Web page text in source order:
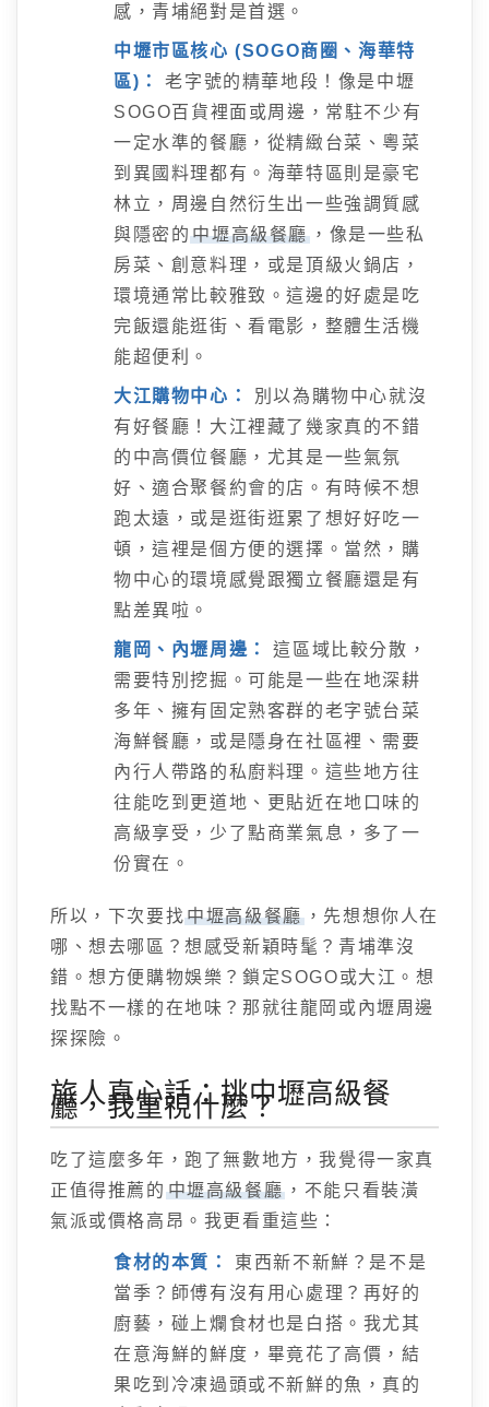
感，青埔絕對是首選。
中壢市區核心 (SOGO商圈、海華特
區)：
老字號的精華地段！像是中壢
SOGO百貨裡面或周邊，常駐不少有
一定水準的餐廳，從精緻台菜、粵菜
到異國料理都有。海華特區則是豪宅
林立，周邊自然衍生出一些強調質感
與隱密的中壢高級餐廳 ，像是一些私
房菜、創意料理，或是頂級火鍋店，
環境通常比較雅致。這邊的好處是吃
完飯還能逛街、看電影，整體生活機
能超便利。
大江購物中心：
別以為購物中心就沒
有好餐廳！大江裡藏了幾家真的不錯
的中高價位餐廳，尤其是一些氣氛
好、適合聚餐約會的店。有時候不想
跑太遠，或是逛街逛累了想好好吃一
頓，這裡是個方便的選擇。當然，購
物中心的環境感覺跟獨立餐廳還是有
點差異啦。
龍岡、內壢周邊：
這區域比較分散，
需要特別挖掘。可能是一些在地深耕
多年、擁有固定熟客群的老字號台菜
海鮮餐廳，或是隱身在社區裡、需要
內行人帶路的私廚料理。這些地方往
往能吃到更道地、更貼近在地口味的
高級享受，少了點商業氣息，多了一
份實在。
所以，下次要找中壢高級餐廳，先想想你人在
哪、想去哪區？想感受新穎時髦？青埔準沒
錯。想方便購物娛樂？鎖定SOGO或大江。想
找點不一樣的在地味？那就往龍岡或內壢周邊
探探險。
旅人真心話：挑中壢高級餐
廳，我重視什麼？
吃了這麼多年，跑了無數地方，我覺得一家真
正值得推薦的 中壢高級餐廳 ，不能只看裝潢
氣派或價格高昂。我更看重這些：
食材的本質：
東西新不新鮮？是不是
當季？師傅有沒有用心處理？再好的
廚藝，碰上爛食材也是白搭。我尤其
在意海鮮的鮮度，畢竟花了高價，結
果吃到冷凍過頭或不新鮮的魚，真的